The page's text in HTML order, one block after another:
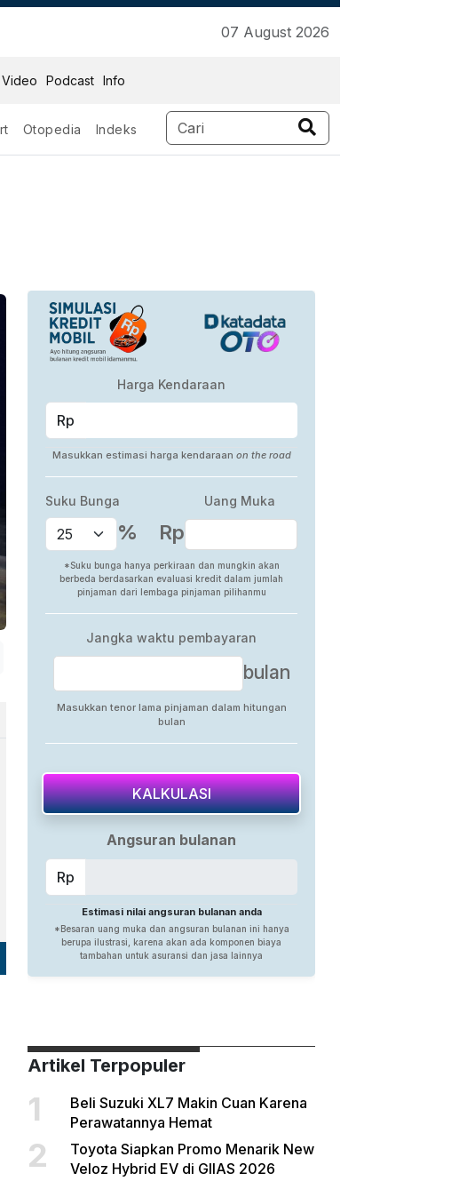
07 August 2026
Video Podcast Info
Otopedia Indeks
Artikel Terpopuler
1
Beli Suzuki XL7 Makin Cuan Karena
Perawatannya Hemat
2
Toyota Siapkan Promo Menarik New
Veloz Hybrid EV di GIIAS 2026